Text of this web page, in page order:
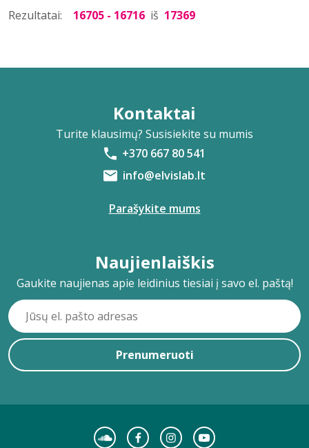
Rezultatai: 16705 - 16716 iš 17369
Kontaktai
Turite klausimų? Susisiekite su mumis
+370 667 80 541
info@elvislab.lt
Parašykite mums
Naujienlaiškis
Gaukite naujienas apie leidinius tiesiai į savo el. paštą!
Prenumeruoti